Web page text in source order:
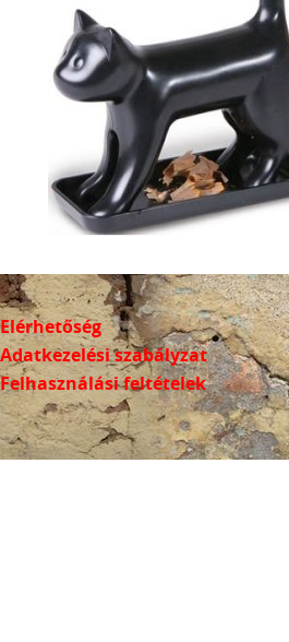
Elérhetőség
Adatkezelési szabályzat
Felhasználási feltételek